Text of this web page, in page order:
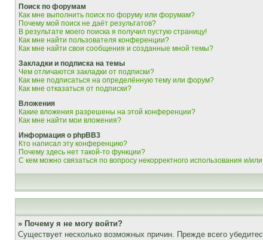
Поиск по форумам
Как мне выполнить поиск по форуму или форумам?
Почему мой поиск не даёт результатов?
В результате моего поиска я получил пустую страницу!
Как мне найти пользователя конференции?
Как мне найти свои сообщения и созданные мной темы?
Закладки и подписка на темы
Чем отличаются закладки от подписки?
Как мне подписаться на определённую тему или форум?
Как мне отказаться от подписки?
Вложения
Какие вложения разрешены на этой конференции?
Как мне найти мои вложения?
Информация о phpBB3
Кто написал эту конференцию?
Почему здесь нет такой-то функции?
С кем можно связаться по вопросу некорректного использования и/
» Почему я не могу войти?
Существует несколько возможных причин. Прежде всего